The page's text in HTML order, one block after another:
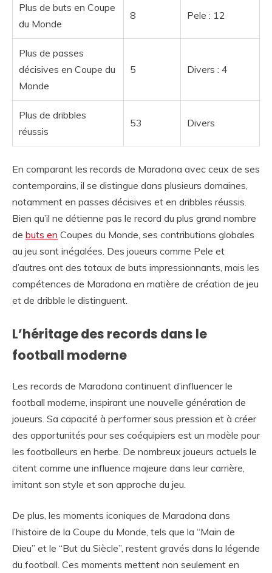
Plus de buts en Coupe
du Monde
8 Pele : 12
Plus de passes
décisives en Coupe du
Monde
5 Divers : 4
Plus de dribbles
réussis
53 Divers
En comparant les records de Maradona avec ceux de ses
contemporains, il se distingue dans plusieurs domaines,
notamment en passes décisives et en dribbles réussis.
Bien qu’il ne détienne pas le record du plus grand nombre
de buts en Coupes du Monde, ses contributions globales
au jeu sont inégalées. Des joueurs comme Pele et
d’autres ont des totaux de buts impressionnants, mais les
compétences de Maradona en matière de création de jeu
et de dribble le distinguent.
L’héritage des records dans le
football moderne
Les records de Maradona continuent d’influencer le
football moderne, inspirant une nouvelle génération de
joueurs. Sa capacité à performer sous pression et à créer
des opportunités pour ses coéquipiers est un modèle pour
les footballeurs en herbe. De nombreux joueurs actuels le
citent comme une influence majeure dans leur carrière,
imitant son style et son approche du jeu.
De plus, les moments iconiques de Maradona dans
l’histoire de la Coupe du Monde, tels que la “Main de
Dieu” et le “But du Siècle”, restent gravés dans la légende
du football. Ces moments mettent non seulement en